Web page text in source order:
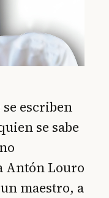
escriben
se sabe
Antón Louro
maestro, a